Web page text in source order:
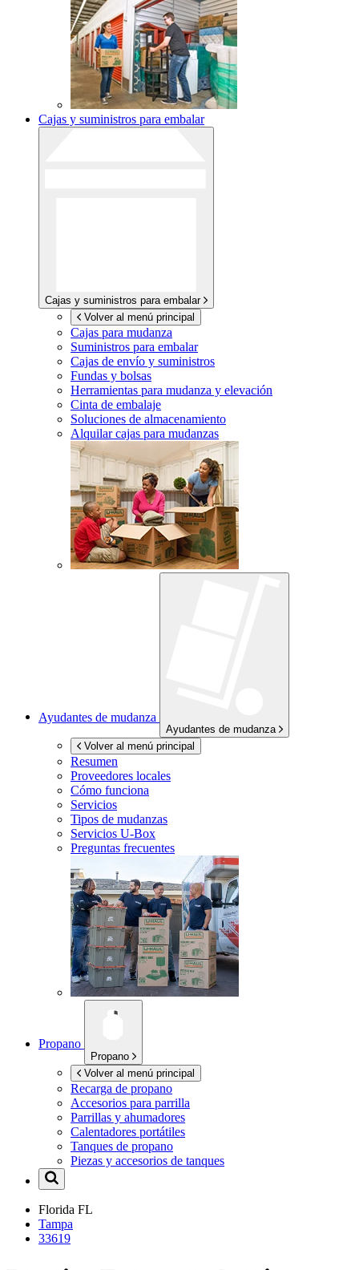
Cajas y suministros para embalar
Cajas y suministros para embalar
Volver al menú principal
Cajas para mudanza
Suministros para embalar
Cajas de envío y suministros
Fundas y bolsas
Herramientas para mudanza y elevación
Cinta de embalaje
Soluciones de almacenamiento
Alquilar cajas para mudanzas
Ayudantes de mudanza
Ayudantes de mudanza
Volver al menú principal
Resumen
Proveedores locales
Cómo funciona
Servicios
Tipos de mudanzas
Servicios U-Box
Preguntas frecuentes
Propano
Propano
Volver al menú principal
Recarga de propano
Accesorios para parrilla
Parrillas y ahumadores
Calentadores portátiles
Tanques de propano
Piezas y accesorios de tanques
Florida FL
Tampa
33619